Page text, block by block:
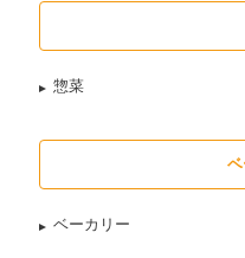
惣菜
ベーカリー